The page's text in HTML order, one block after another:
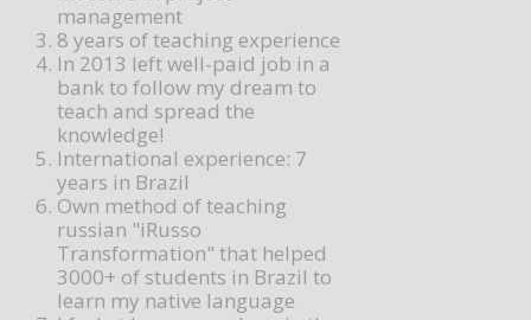
management
8 years of teaching experience
In 2013 left well-paid job in a
bank to follow my dream to
teach and spread the
knowledge!
International experience: 7
years in Brazil
Own method of teaching
russian "iRusso
Transformation" that helped
3000+ of students in Brazil to
learn my native language